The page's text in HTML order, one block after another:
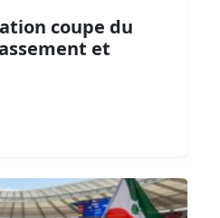
coupe du
et